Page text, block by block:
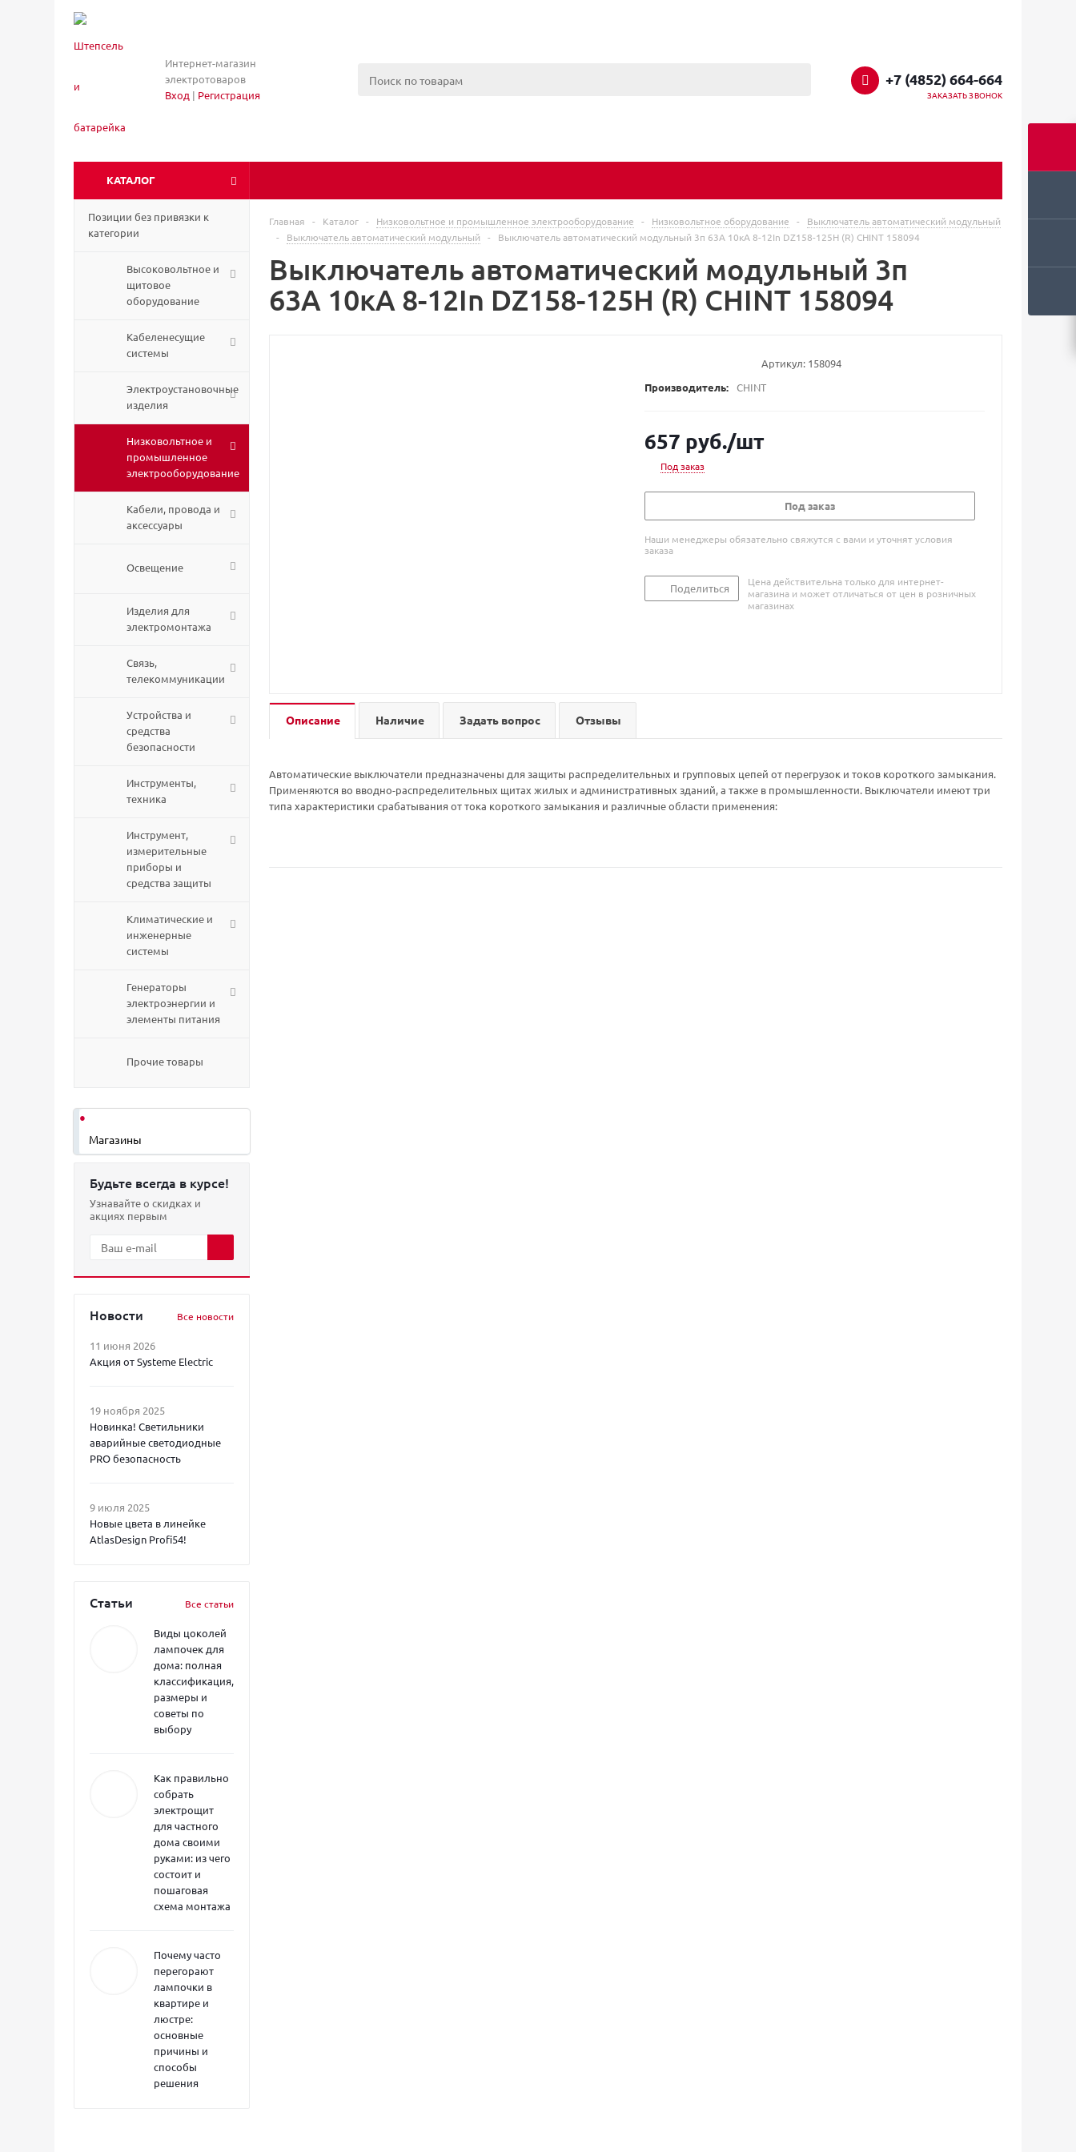
Интернет-магазин
электротоваров
Вход | Регистрация
+7 (4852) 664-664
ЗАКАЗАТЬ ЗВОНОК
КАТАЛОГ
Позиции без привязки к
категории
Высоковольтное и
щитовое
оборудование
Кабеленесущие
системы
Электроустановочные
изделия
Низковольтное и
промышленное
электрооборудование
Кабели, провода и
аксессуары
Освещение
Изделия для
электромонтажа
Связь,
телекоммуникации
Устройства и
средства
безопасности
Инструменты,
техника
Инструмент,
измерительные
приборы и
средства защиты
Климатические и
инженерные
системы
Генераторы
электроэнергии и
элементы питания
Прочие товары
Магазины
Будьте всегда в курсе!
Узнавайте о скидках и
акциях первым
Новости Все новости
11 июня 2026
Акция от Systeme Electric
19 ноября 2025
Новинка! Светильники
аварийные светодиодные
PRO безопасность
9 июля 2025
Новые цвета в линейке
AtlasDesign Profi54!
Статьи Все статьи
Виды цоколей
лампочек для
дома: полная
классификация,
размеры и
советы по
выбору
Как правильно
собрать
электрощит
для частного
дома своими
руками: из чего
состоит и
пошаговая
схема монтажа
Почему часто
перегорают
лампочки в
квартире и
люстре:
основные
причины и
способы
решения
Главная - Каталог - Низковольтное и промышленное электрооборудование - Низковольтное оборудование -
Выключатель автоматический модульный
-
Выключатель автоматический модульный - Выключатель автоматический модульный 3п 63А 10кА 8-12In DZ158-125H (R) CHINT 158094
Выключатель автоматический модульный 3п
63А 10кА 8-12In DZ158-125H (R) CHINT 158094
Артикул: 158094
Производитель: CHINT
657 руб./шт
Под заказ
Под заказ
Наши менеджеры обязательно свяжутся с вами и уточнят условия
заказа
Поделиться
Цена действительна только для интернет-
магазина и может отличаться от цен в розничных
магазинах
Описание Наличие Задать вопрос Отзывы
Автоматические выключатели предназначены для защиты распределительных и групповых цепей от перегрузок и токов короткого замыкания.
Применяются во вводно-распределительных щитах жилых и административных зданий, а также в промышленности. Выключатели имеют три
типа характеристики срабатывания от тока короткого замыкания и различные области применения: